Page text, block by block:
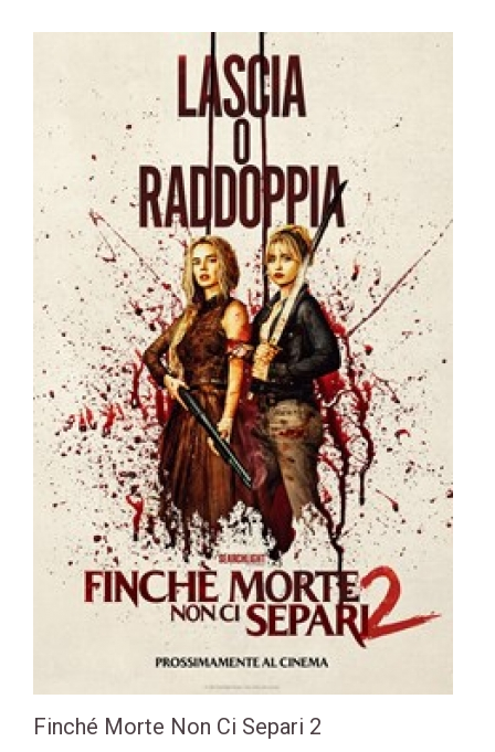
Finché Morte Non Ci Separi 2